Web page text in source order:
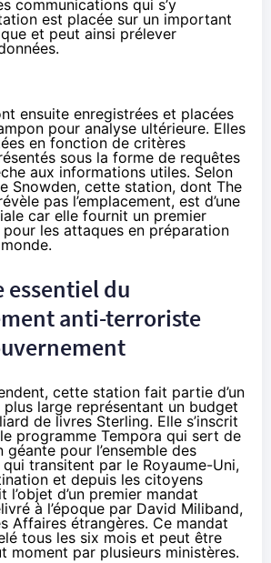
communications qui s’y
est placée sur un important
et peut ainsi prélever
ensuite enregistrées et placées
pour analyse ultérieure. Elles
en fonction de critères
sous la forme de requêtes
aux informations utiles. Selon
Snowden, cette station, dont The
pas l’emplacement, est d’une
car elle fournit un premier
pour les attaques en préparation
essentiel du
anti-terroriste
cette station fait partie d’un
large représentant un budget
de livres Sterling. Elle s’inscrit
programme Tempora qui sert de
pour l’ensemble des
transitent par le Royaume-Uni,
et depuis les citoyens
l’objet d’un premier mandat
à l’époque par David Miliband,
Affaires étrangères. Ce mandat
tous les six mois et peut être
moment par plusieurs ministères.